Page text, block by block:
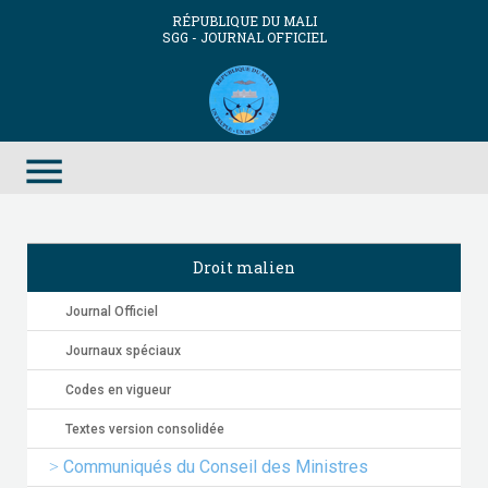
RÉPUBLIQUE DU MALI
SGG - JOURNAL OFFICIEL
menu
Droit malien
Journal Officiel
Journaux spéciaux
Codes en vigueur
Textes version consolidée
Communiqués du Conseil des Ministres